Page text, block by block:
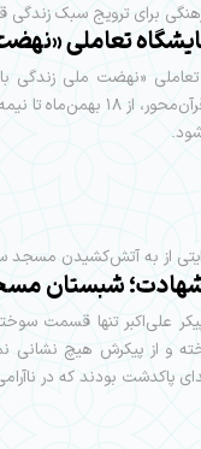
برای ترویج سبک زندگی
تعاملی
تعاملی «نهضت ملی
فرهنگی قرآن‌محور،
از به آتش‌کشیدن مسجد سیدالشهدای
شبستان
علی‌اکبر تنها قسمت
و از پیکرش هیچ نشانی
بودند که در ناآرامی‌های پنجشنبه